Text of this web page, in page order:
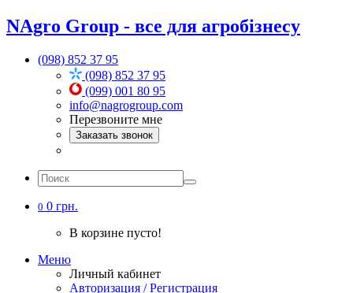
NAgro Group - все для агробізнесу
(098) 852 37 95
(098) 852 37 95
(099) 001 80 95
info@nagrogroup.com
Перезвоните мне
Заказать звонок
0 0 грн.
В корзине пусто!
Меню
Личный кабинет
Авторизация / Регистрация